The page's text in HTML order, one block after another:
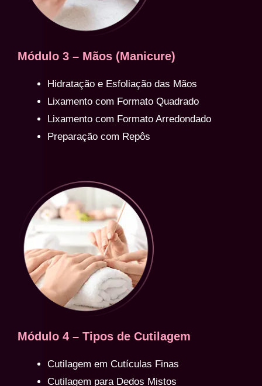
Módulo 3 – Mãos (Manicure)
Hidratação e Esfoliação das Mãos
Lixamento com Formato Quadrado
Lixamento com Formato Arredondado
Preparação com Repôs
Módulo 4 – Tipos de Cutilagem
Cutilagem em Cutículas Finas
Cutilagem para Dedos Mistos